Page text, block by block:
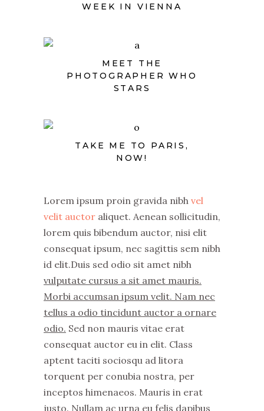
WEEK IN VIENNA
MEET THE
PHOTOGRAPHER WHO
STARS
TAKE ME TO PARIS,
NOW!
Lorem ipsum proin gravida nibh vel
velit auctor aliquet. Aenean sollicitudin,
lorem quis bibendum auctor, nisi elit
consequat ipsum, nec sagittis sem nibh
id elit.Duis sed odio sit amet nibh
vulputate cursus a sit amet mauris.
Morbi accumsan ipsum velit. Nam nec
tellus a odio tincidunt auctor a ornare
odio. Sed non mauris vitae erat
consequat auctor eu in elit. Class
aptent taciti sociosqu ad litora
torquent per conubia nostra, per
inceptos himenaeos. Mauris in erat
justo. Nullam ac urna eu felis dapibus